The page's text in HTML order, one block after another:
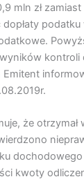
mln zł zamiast
podatku
że otrzymał
kwoty